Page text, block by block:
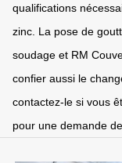
qualifications
zinc. La pose de
soudage et RM
confier aussi le
contactez-le si vous
pour une demande